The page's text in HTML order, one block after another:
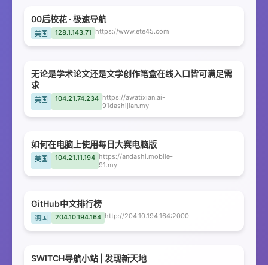
00后校花 · 极速导航
美国 128.1.143.71 https://www.ete45.com
无论是学术论文还是文学创作笔盒在线入口皆可满足需
求
美国 104.21.74.234 https://awatixian.ai-
91dashijian.my
如何在电脑上使用每日大赛电脑版
美国 104.21.11.194 https://andashi.mobile-
91.my
GitHub中文排行榜
德国 204.10.194.164 http://204.10.194.164:2000
SWITCH导航小站 | 发现新天地